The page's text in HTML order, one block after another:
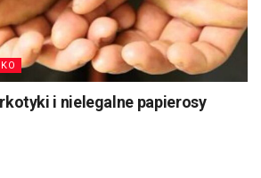
i nielegalne papierosy